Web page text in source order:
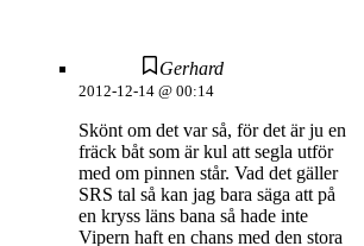
Gerhard
2012-12-14 @ 00:14
Skönt om det var så, för det är ju en
fräck båt som är kul att segla utför
med om pinnen står. Vad det gäller
SRS tal så kan jag bara säga att på
en kryss läns bana så hade inte
Vipern haft en chans med den stora